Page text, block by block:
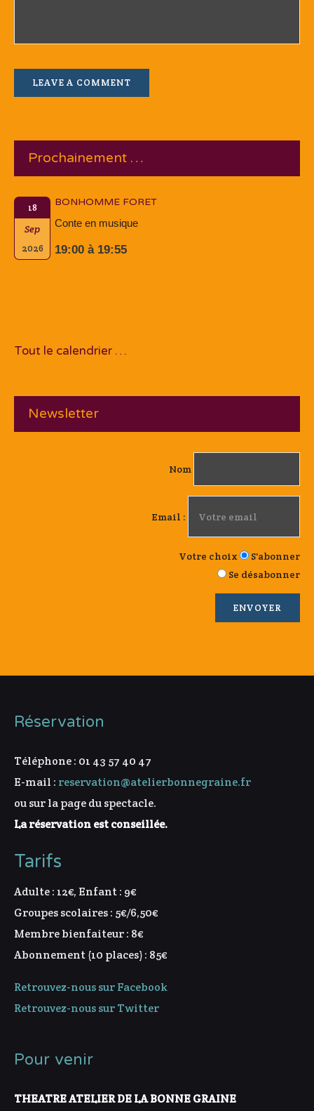
Prochainement …
18
Sep
2026
BONHOMME FORET
Conte en musique
19:00 à 19:55
Tout le calendrier …
Newsletter
Nom
Email :
Votre choix
S'abonner
Se désabonner
Réservation
Téléphone : 01 43 57 40 47
E-mail : reservation@atelierbonnegraine.fr
ou sur la page du spectacle.
La réservation est conseillée.
Tarifs
Adulte : 12€, Enfant : 9€
Groupes scolaires : 5€/6,50€
Membre bienfaiteur : 8€
Abonnement (10 places) : 85€
Retrouvez-nous sur Facebook
Retrouvez-nous sur Twitter
Pour venir
THEATRE ATELIER DE LA BONNE GRAINE